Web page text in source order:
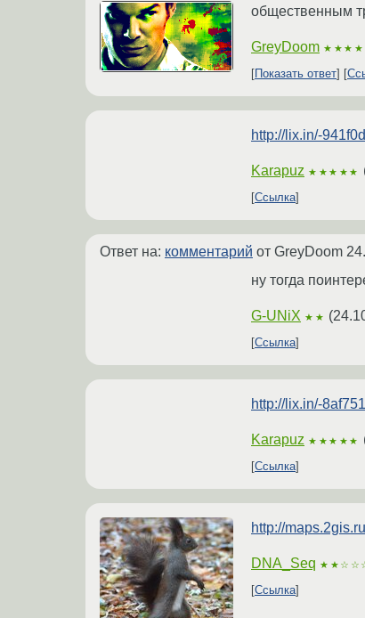
общественным
GreyDoom ★★★★
Показать ответ
http://lix.in/-941f0d
Karapuz ★★★★★
Ссылка
Ответ на: комментарий от GreyDoom
ну тогда
G-UNiX ★★ (
Ссылка
http://lix.in/-8af751
Karapuz ★★★★★
Ссылка
http://
DNA_Seq
Ссылка